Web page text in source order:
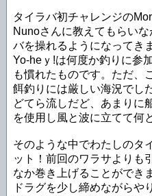
タイラバ初チャレンジの
Nunoさんに教えてもらい
バを操れるようになってき
Yo-heｙ!は何度か釣りに参
も慣れたものです。ただ、
餌釣りには厳しい海況でした
どてら流しだど、あまり
を使用し風と波に立てて何
そのような中でわたしのタ
ット！前回のワラサよりも
なか巻き上げることができ
ドラグを少し締めながらや